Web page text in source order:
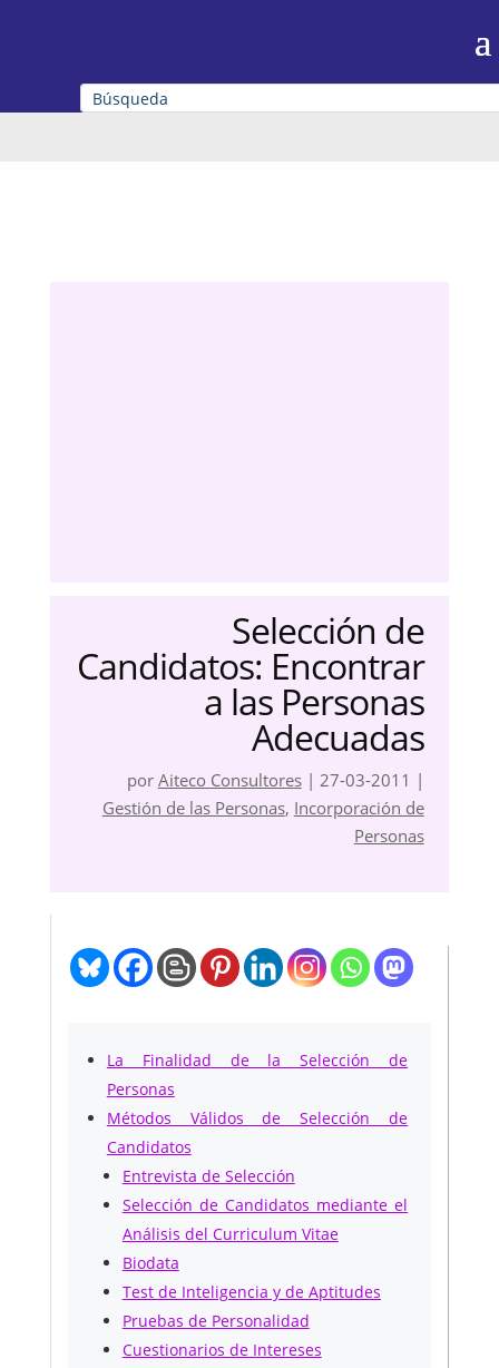
Selección de
Candidatos: Encontrar
a las Personas
Adecuadas
por Aiteco Consultores| 27-03-2011 |
Gestión de las Personas, Incorporación de
Personas
La Finalidad de la Selección de
Personas
Métodos Válidos de Selección de
Candidatos
Entrevista de Selección
Selección de Candidatos mediante el
Análisis del Curriculum Vitae
Biodata
Test de Inteligencia y de Aptitudes
Pruebas de Personalidad
Cuestionarios de Intereses